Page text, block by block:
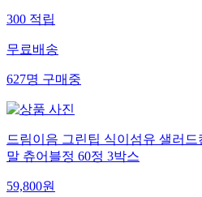
300적립
무료배송
627명구매중
드림이음 그린팁 식이섬유 샐러
말 츄어블정 60정 3박스
59,800원